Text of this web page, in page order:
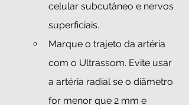
celular subcutâneo e nervos
superficiais.
Marque o trajeto da artéria
com o Ultrassom. Evite usar
a artéria radial se o diâmetro
for menor que 2 mm e